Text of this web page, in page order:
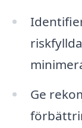
Ge